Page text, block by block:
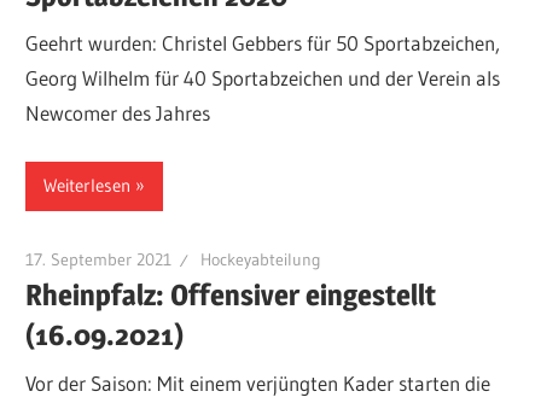
Geehrt wurden: Christel Gebbers für 50 Sportabzeichen,
Georg Wilhelm für 40 Sportabzeichen und der Verein als
Newcomer des Jahres
Weiterlesen
17. September 2021 Hockeyabteilung
Rheinpfalz: Offensiver eingestellt
(16.09.2021)
Vor der Saison: Mit einem verjüngten Kader starten die